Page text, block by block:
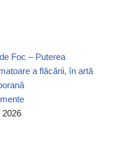
Foc – Puterea
a flăcării, în artă
2026